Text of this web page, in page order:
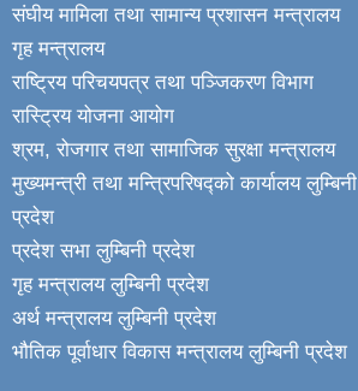
संघीय मामिला तथा सामान्य प्रशासन मन्त्रालय
गृह मन्त्रालय
राष्ट्रिय परिचयपत्र तथा पञ्जिकरण विभाग
रास्ट्रिय योजना आयोग
श्रम, रोजगार तथा सामाजिक सुरक्षा मन्त्रालय
मुख्यमन्त्री तथा मन्त्रिपरिषद्को कार्यालय लुम्बिनी
प्रदेश
प्रदेश सभा लुम्बिनी प्रदेश
गृह मन्त्रालय लुम्बिनी प्रदेश
अर्थ मन्त्रालय लुम्बिनी प्रदेश
भौतिक पूर्वाधार विकास मन्त्रालय लुम्बिनी प्रदेश